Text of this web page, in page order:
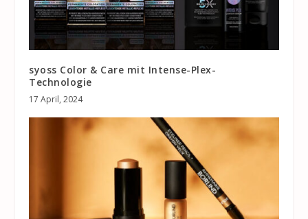
syoss Color & Care mit Intense-Plex-
Technologie
17 April, 2024